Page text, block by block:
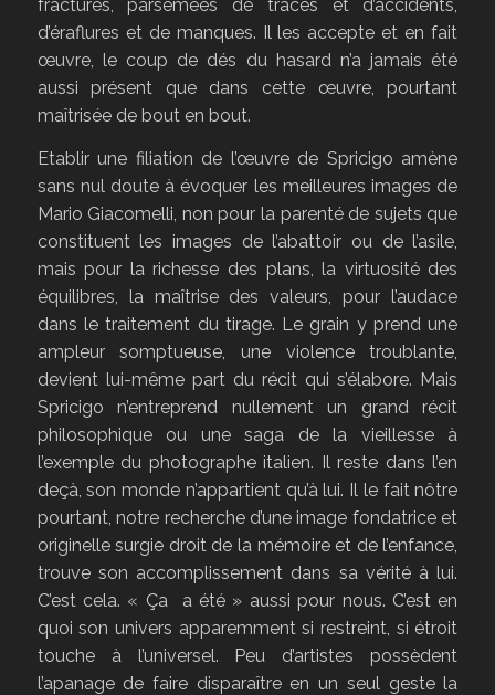
fractures, parsemées de traces et d’accidents,
d’éraflures et de manques. Il les accepte et en fait
œuvre, le coup de dés du hasard n’a jamais été
aussi présent que dans cette œuvre, pourtant
maîtrisée de bout en bout.
Etablir une filiation de l’œuvre de Spricigo amène
sans nul doute à évoquer les meilleures images de
Mario Giacomelli, non pour la parenté de sujets que
constituent les images de l’abattoir ou de l’asile,
mais pour la richesse des plans, la virtuosité des
équilibres, la maîtrise des valeurs, pour l’audace
dans le traitement du tirage. Le grain y prend une
ampleur somptueuse, une violence troublante,
devient lui-même part du récit qui s’élabore. Mais
Spricigo n’entreprend nullement un grand récit
philosophique ou une saga de la vieillesse à
l’exemple du photographe italien. Il reste dans l’en
deçà, son monde n’appartient qu’à lui. Il le fait nôtre
pourtant, notre recherche d’une image fondatrice et
originelle surgie droit de la mémoire et de l’enfance,
trouve son accomplissement dans sa vérité à lui.
C’est cela. « Ça a été » aussi pour nous. C’est en
quoi son univers apparemment si restreint, si étroit
touche à l’universel. Peu d’artistes possèdent
l’apanage de faire disparaître en un seul geste la